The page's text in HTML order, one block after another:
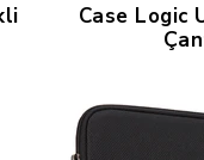
Case Logic